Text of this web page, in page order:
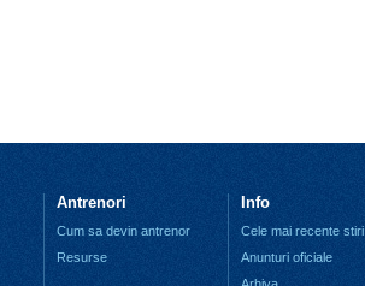
Antrenori
Cum sa devin antrenor
Resurse
Info
Cele mai recente stiri
Anunturi oficiale